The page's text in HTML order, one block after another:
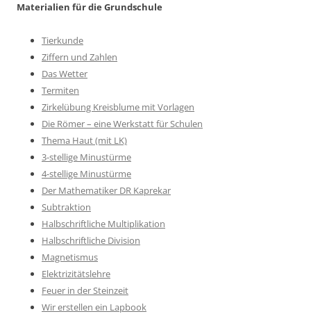
Materialien für die Grundschule
Tierkunde
Ziffern und Zahlen
Das Wetter
Termiten
Zirkelübung Kreisblume mit Vorlagen
Die Römer – eine Werkstatt für Schulen
Thema Haut (mit LK)
3-stellige Minustürme
4-stellige Minustürme
Der Mathematiker DR Kaprekar
Subtraktion
Halbschriftliche Multiplikation
Halbschriftliche Division
Magnetismus
Elektrizitätslehre
Feuer in der Steinzeit
Wir erstellen ein Lapbook